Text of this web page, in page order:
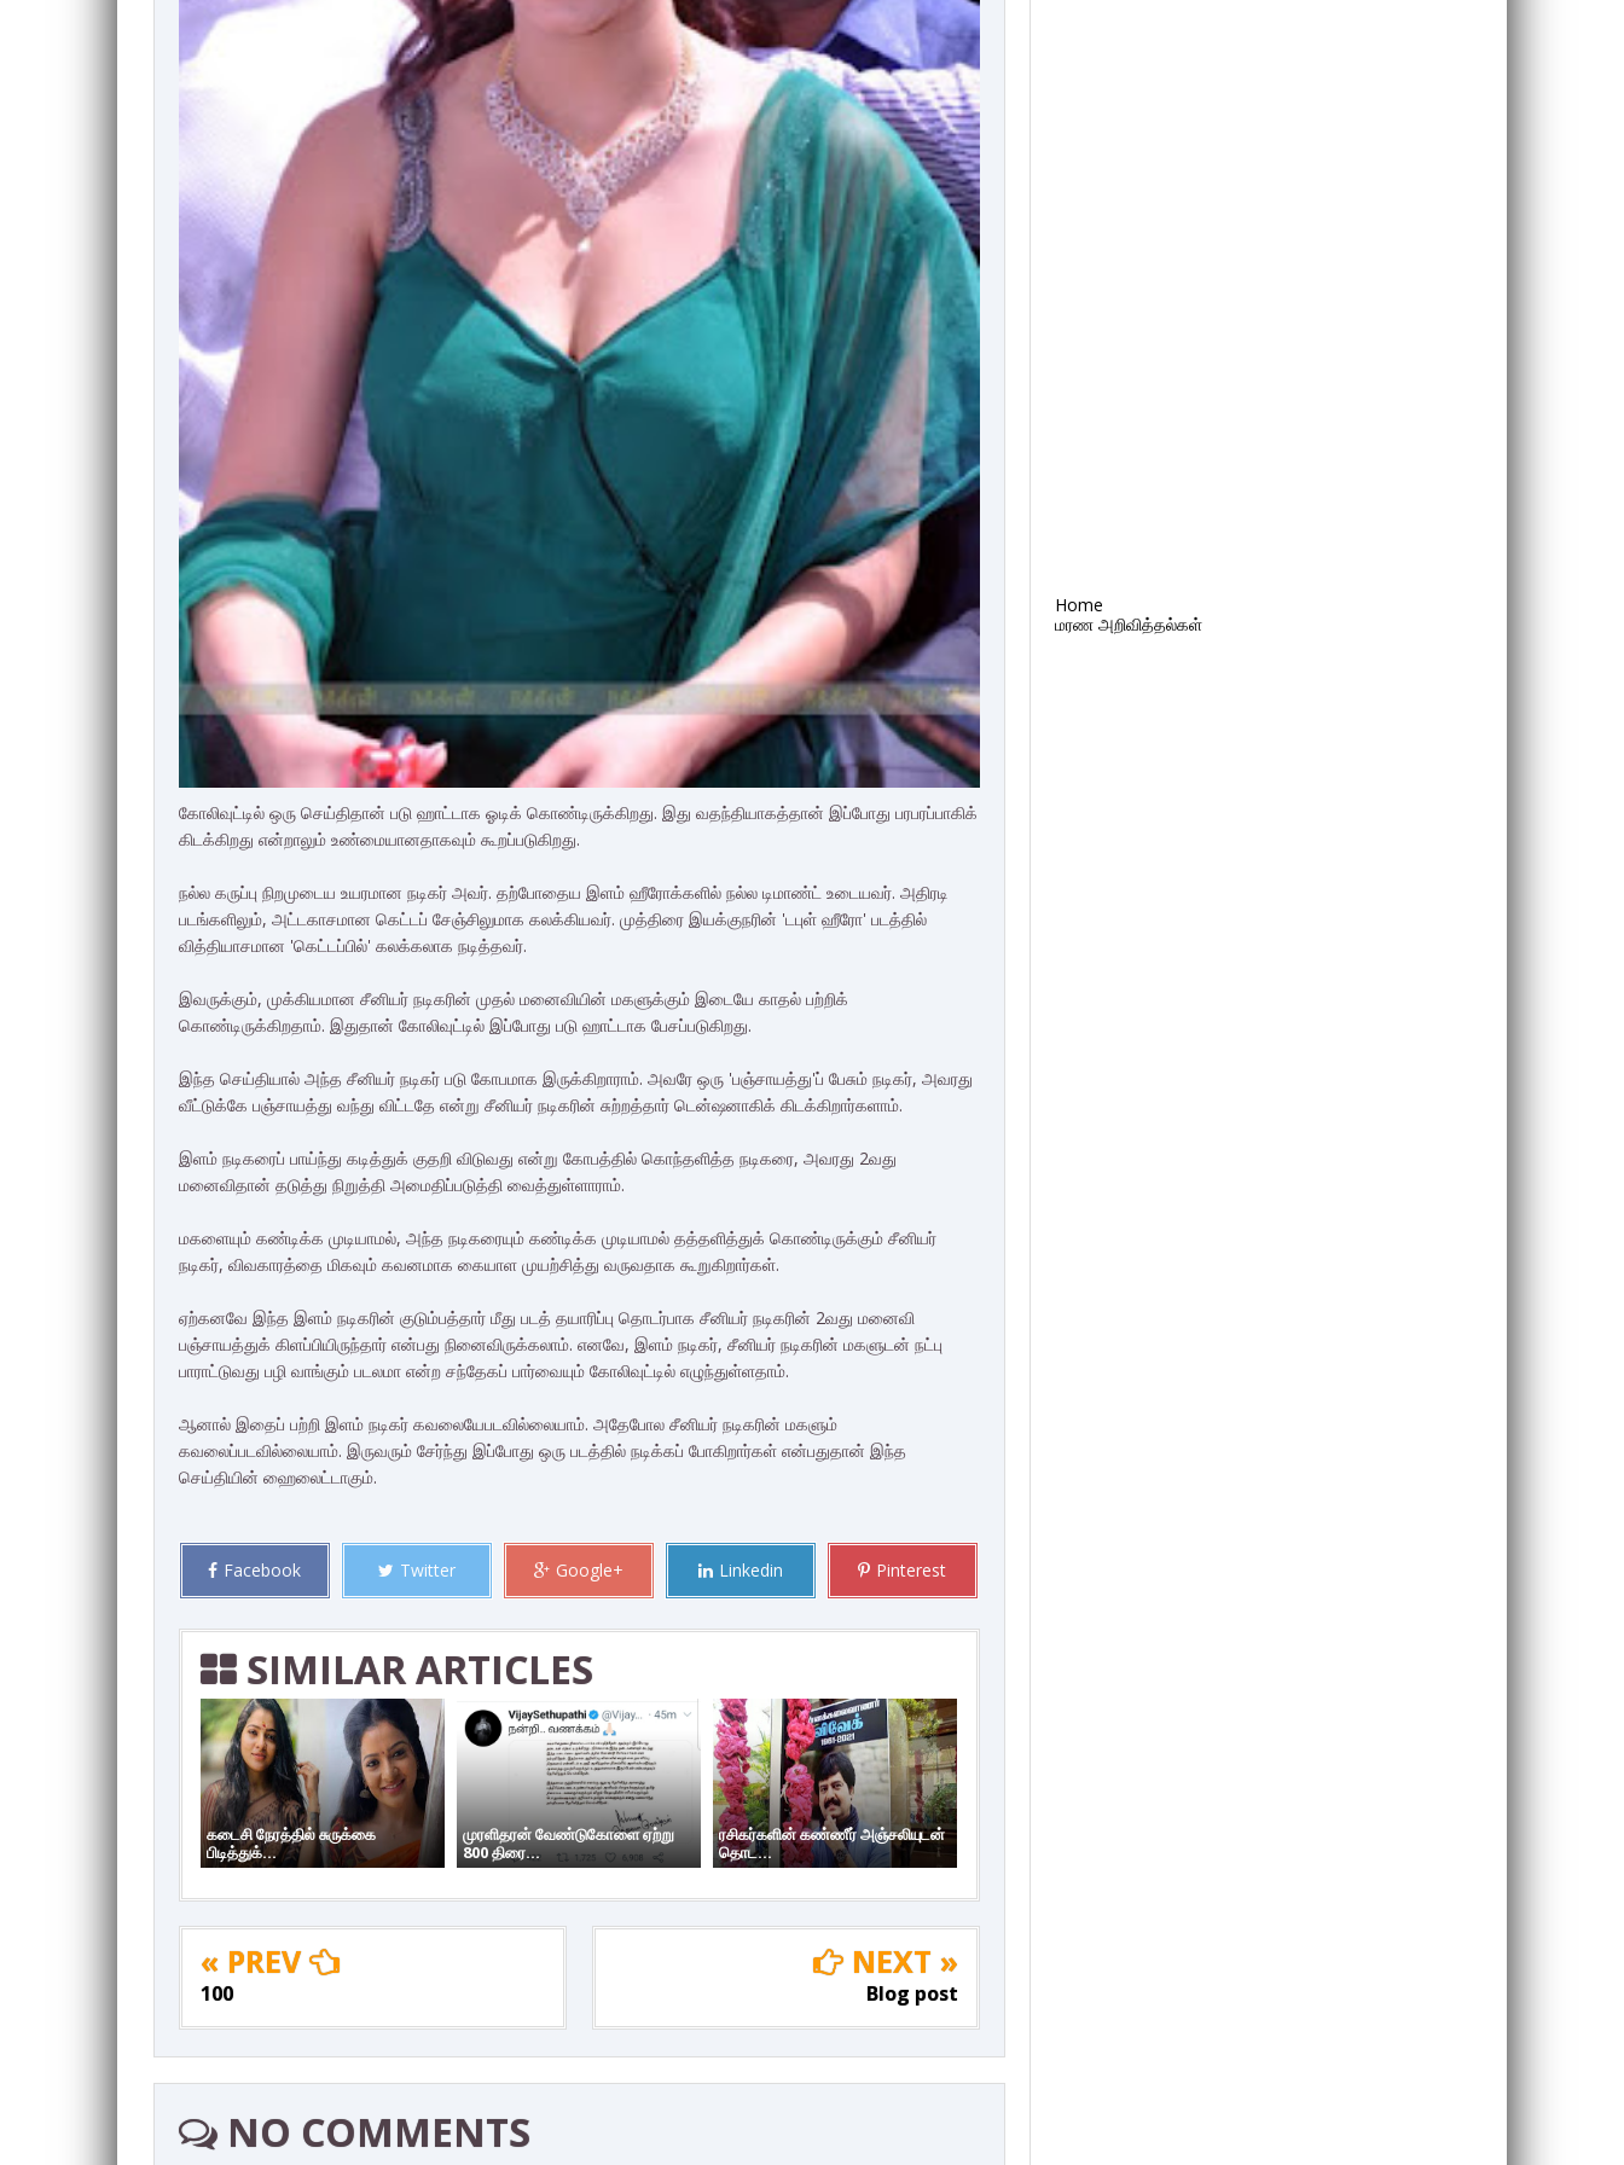
கோலிவுட்டில் ஒரு செய்திதான் படு ஹாட்டாக ஓடிக் கொண்டிருக்கிறது. இது வதந்தியாகத்தான் இப்போது பரபரப்பாகிக்
கிடக்கிறது என்றாலும் உண்மையானதாகவும் கூறப்படுகிறது.
நல்ல கருப்பு நிறமுடைய உயரமான நடிகர் அவர். தற்போதைய இளம் ஹீரோக்களில் நல்ல டிமாண்ட் உடையவர். அதிரடி
படங்களிலும், அட்டகாசமான கெட்டப் சேஞ்சிலுமாக கலக்கியவர். முத்திரை இயக்குநரின் 'டபுள் ஹீரோ' படத்தில்
வித்தியாசமான 'கெட்டப்பில்' கலக்கலாக நடித்தவர்.
இவருக்கும், முக்கியமான சீனியர் நடிகரின் முதல் மனைவியின் மகளுக்கும் இடையே காதல் பற்றிக்
கொண்டிருக்கிறதாம். இதுதான் கோலிவுட்டில் இப்போது படு ஹாட்டாக பேசப்படுகிறது.
இந்த செய்தியால் அந்த சீனியர் நடிகர் படு கோபமாக இருக்கிறாராம். அவரே ஒரு 'பஞ்சாயத்து'ப் பேசும் நடிகர், அவரது
வீட்டுக்கே பஞ்சாயத்து வந்து விட்டதே என்று சீனியர் நடிகரின் சுற்றத்தார் டென்ஷனாகிக் கிடக்கிறார்களாம்.
இளம் நடிகரைப் பாய்ந்து கடித்துக் குதறி விடுவது என்று கோபத்தில் கொந்தளித்த நடிகரை, அவரது 2வது
மனைவிதான் தடுத்து நிறுத்தி அமைதிப்படுத்தி வைத்துள்ளாராம்.
மகளையும் கண்டிக்க முடியாமல், அந்த நடிகரையும் கண்டிக்க முடியாமல் தத்தளித்துக் கொண்டிருக்கும் சீனியர்
நடிகர், விவகாரத்தை மிகவும் கவனமாக கையாள முயற்சித்து வருவதாக கூறுகிறார்கள்.
ஏற்கனவே இந்த இளம் நடிகரின் குடும்பத்தார் மீது படத் தயாரிப்பு தொடர்பாக சீனியர் நடிகரின் 2வது மனைவி
பஞ்சாயத்துக் கிளப்பியிருந்தார் என்பது நினைவிருக்கலாம். எனவே, இளம் நடிகர், சீனியர் நடிகரின் மகளுடன் நட்பு
பாராட்டுவது பழி வாங்கும் படலமா என்ற சந்தேகப் பார்வையும் கோலிவுட்டில் எழுந்துள்ளதாம்.
ஆனால் இதைப் பற்றி இளம் நடிகர் கவலையேபடவில்லையாம். அதேபோல சீனியர் நடிகரின் மகளும்
கவலைப்படவில்லையாம். இருவரும் சேர்ந்து இப்போது ஒரு படத்தில் நடிக்கப் போகிறார்கள் என்பதுதான் இந்த
செய்தியின் ஹைலைட்டாகும்.
Facebook Twitter Google+ Linkedin Pinterest
SIMILAR ARTICLES
கடைசி நேரத்தில் சுருக்கை
பிடித்துக்...
முரளிதரன் வேண்டுகோளை ஏற்று
800 திரை...
ரசிகர்களின் கண்ணீர் அஞ்சலியுடன்
தொட...
« PREV
100
NEXT »
Blog post
NO COMMENTS
Home
மரண அறிவித்தல்கள்